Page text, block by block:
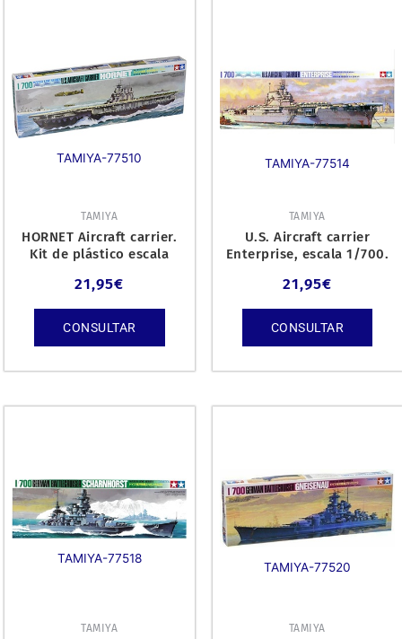
TAMIYA-77510
TAMIYA
HORNET Aircraft carrier.
Kit de plástico escala
21,95€
CONSULTAR
TAMIYA-77514
TAMIYA
U.S. Aircraft carrier
Enterprise, escala 1/700.
21,95€
CONSULTAR
TAMIYA-77518
TAMIYA
TAMIYA-77520
TAMIYA